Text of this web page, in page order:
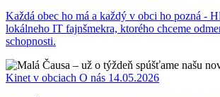
Každá obec ho má a každý v obci ho pozná -
lokálneho IT fajnšmekra, ktorého chceme
schopnosti.
Kinet v obciach O nás 14.05.2026